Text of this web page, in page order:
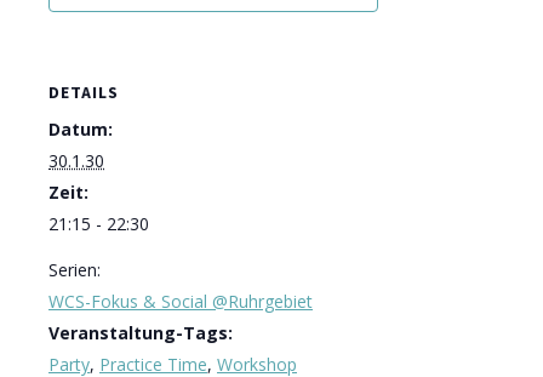
DETAILS
Datum:
30.1.30
Zeit:
21:15 - 22:30
Serien:
WCS-Fokus & Social @Ruhrgebiet
Veranstaltung-Tags:
Party, Practice Time, Workshop